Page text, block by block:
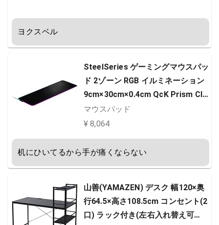
ヨクスベル
SteelSeries ゲーミングマウスパッ
ド 2ゾーン RGB イルミネーション
9cm×30cm×0.4cm QcK Prism Clo
th XL ブラック
マウスパッド
¥ 8,064
机にひいてるから手が痛くならない
山善(YAMAZEN) デスク 幅120×奥
行64.5×高さ108.5cm コンセント(2
口) ラック付き(左右入れ替え可